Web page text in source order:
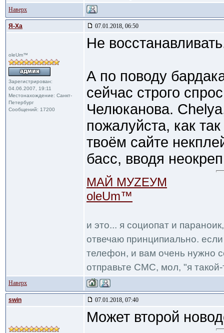
Наверх
Я-Ха 07.01.2018, 06:50
oleUm™
Зарегистрирован:
04.06.2007, 19:11
Местонахождение: Санкт-
Петербург
Сообщений: 17200
Не
А по поводу
сейчас строго
Челюканова.
пожалуйста, как
твоём сайте
басс, вводя
МАЙ МУZЕУМ
oleUm™
и это... я социопат и
отвечаю принципиально.
телефон, и вам очень нужно
отправьте СМС, мол, "я такой-
Наверх
swin 07.01.2018, 07:40
Может второй